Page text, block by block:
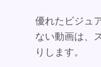
優れたビジュ
ない動画は、
りします。